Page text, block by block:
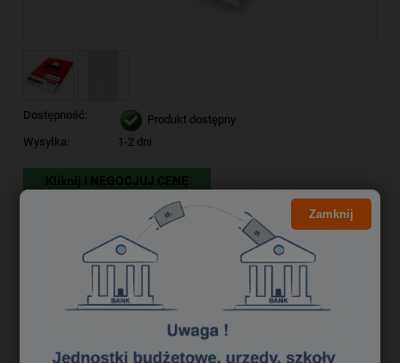
Dostępność:
Produkt dostępny
Wysyłka:
1-2 dni
Kliknij i NEGOCJUJ CENĘ
33,57 zł
do koszyka
Zamknij